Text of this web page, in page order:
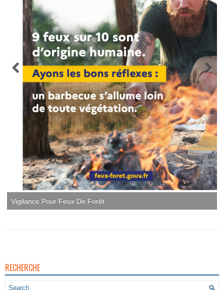
Vigilance Pour Feux De Forêt
RECHERCHE